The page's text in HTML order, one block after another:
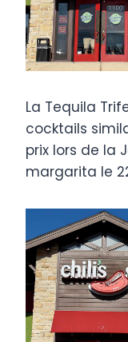
La Tequila
cocktails
prix lors de la
margarita le